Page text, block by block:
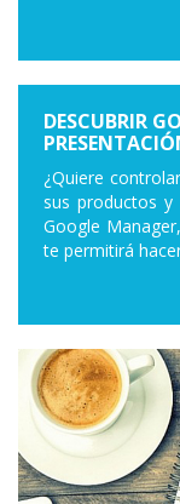
DESCUBRIR
¿Quiere
sus productos y
Google
te permitirá